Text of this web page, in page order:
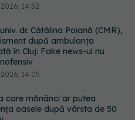
14:52
dr. Cătălina Poiană (CMR),
după ambulanța
în Cluj: Fake news-ul nu
14:05
care mănânci ar putea
oasele după vârsta de 50